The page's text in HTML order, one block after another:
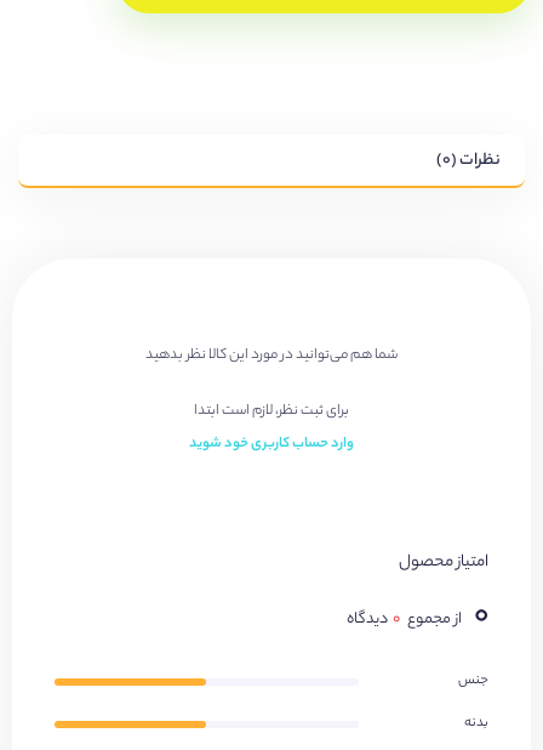
نظرات (۰)
شما هم می‌توانید در مورد این کالا نظر بدهید
برای ثبت نظر، لازم است ابتدا
وارد حساب کاربری خود شوید
امتیاز محصول
۰ از مجموع ۰دیدگاه
جنس
بدنه